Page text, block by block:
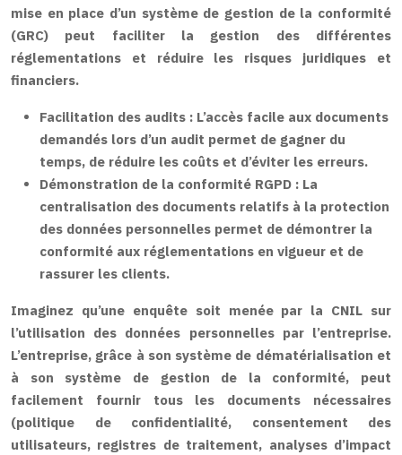
mise en place d’un système de gestion de la conformité
(GRC) peut faciliter la gestion des différentes
réglementations et réduire les risques juridiques et
financiers.
Facilitation des audits : L’accès facile aux documents
demandés lors d’un audit permet de gagner du
temps, de réduire les coûts et d’éviter les erreurs.
Démonstration de la conformité RGPD : La
centralisation des documents relatifs à la protection
des données personnelles permet de démontrer la
conformité aux réglementations en vigueur et de
rassurer les clients.
Imaginez qu’une enquête soit menée par la CNIL sur
l’utilisation des données personnelles par l’entreprise.
L’entreprise, grâce à son système de dématérialisation et
à son système de gestion de la conformité, peut
facilement fournir tous les documents nécessaires
(politique de confidentialité, consentement des
utilisateurs, registres de traitement, analyses d’impact